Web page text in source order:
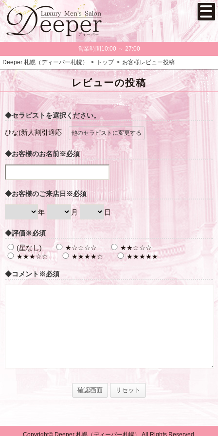
営業時間10:00 ～ 27:00
Deeper 札幌（ディーパー札幌）
トップ お客様レビュー投稿
レビューの投稿
◆セラピストを選択ください。
ひな(新人割引適応 他のセラピストに変更する
◆お客様のお名前※必須
◆お客様のご来店日 ※必須
年 月 日
◆評価※必須
(星なし)
★☆☆☆☆
★★☆☆☆
★★★☆☆
★★★★☆ ★★★★★
◆コメント ※必須
Copyright© Deeper 札幌（ディーパー札幌） All Rights Reserved.